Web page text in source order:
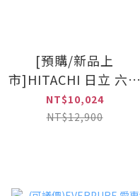
[預購/新品上
市]HITACHI 日立 六變
士6合1 數字顯示版 多
合一全能洗地吸塵器
NT$10,024
NT$12,900